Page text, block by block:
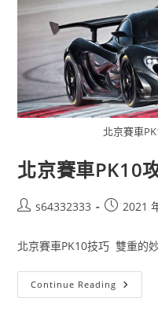
北京賽車
北京賽車PK10
s64332333 2021
北京賽車PK10技巧 雙重的
Continue Reading